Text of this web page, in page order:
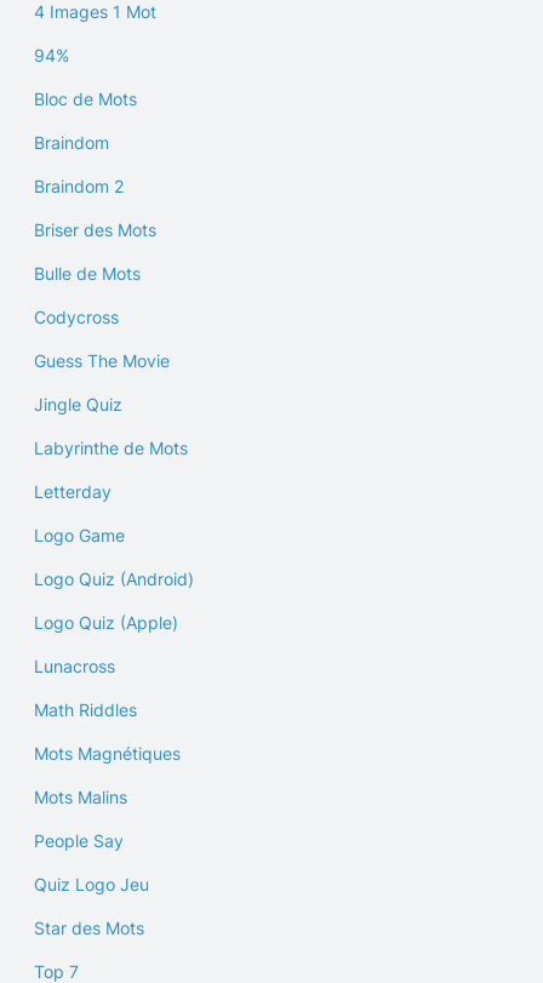
4 Images 1 Mot
94%
Bloc de Mots
Braindom
Braindom 2
Briser des Mots
Bulle de Mots
Codycross
Guess The Movie
Jingle Quiz
Labyrinthe de Mots
Letterday
Logo Game
Logo Quiz (Android)
Logo Quiz (Apple)
Lunacross
Math Riddles
Mots Magnétiques
Mots Malins
People Say
Quiz Logo Jeu
Star des Mots
Top 7